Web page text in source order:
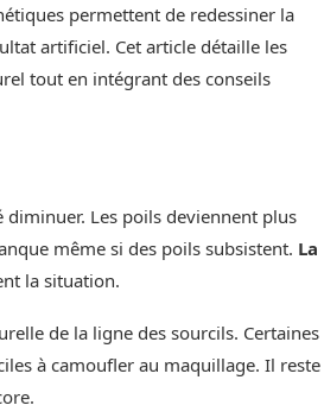
permettent de redessiner la
artificiel. Cet article détaille les
tout en intégrant des conseils
diminuer. Les poils deviennent plus
même si des poils subsistent. La
la situation.
de la ligne des sourcils. Certaines
à camoufler au maquillage. Il reste